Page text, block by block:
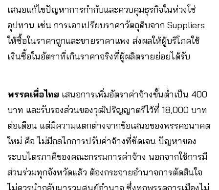
เสนอแก้ไขปัญหาการกำกับและควบคุมธุรกิจในห่วงโซ่
อุปทาน เช่น การเอาเปรียบราคาวัตถุดิบจาก Suppliers
ให้ซื้อในราคาถูกและขายราคาแพง ส่งผลให้ผู้บริโภคใช้
เงินซื้อในอัตราที่เกินราคาจริงที่ผู้ผลิตรายย่อยได้รับ
พรรคเพื่อไทย เสนอการเพิ่มอัตราค่าจ้างขั้นต่ำเป็น 400
บาท และรับรองส่วนของวุฒิปริญญาตรีไว้ที่ 18,000 บาท
ต่อเดือน แต่มีความแตกต่างจากข้อเสนอของพรรคอนาคต
ใหม่ คือ ไม่มีกลไกการปรับค่าจ้างที่ชัดเจน ปัญหาของ
ระบบไตรภาคีของคณะกรรมการค่าจ้าง นอกจากใช้การมี
ส่วนร่วมทุกจังหวัดแล้ว ต้องกระจายอำนาจการตัดสินใจ
ไม่ควรนำกลับมารวมศูนย์อำนาจ ซึ่งทุกพรรคการเมืองไม่